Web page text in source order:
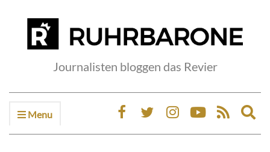
Journalisten bloggen das Revier
Menu